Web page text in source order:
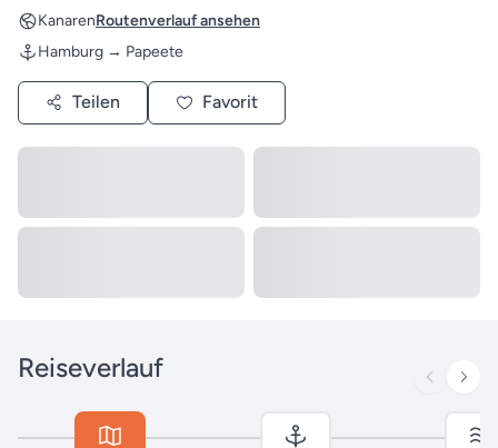
KanarenRoutenverlauf ansehen
Hamburg → Papeete
Teilen Favorit
Reiseverlauf